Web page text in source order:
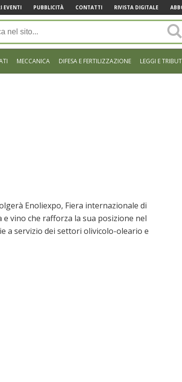
EVENTI PUBBLICITÀ CONTATTI RIVISTA DIGITALE
MECCANICA DIFESA E FERTILIZZAZIONE LEGGI E
Enoliexpo, Fiera internazionale di
vino che rafforza la sua posizione nel
a servizio dei settori olivicolo-oleario e